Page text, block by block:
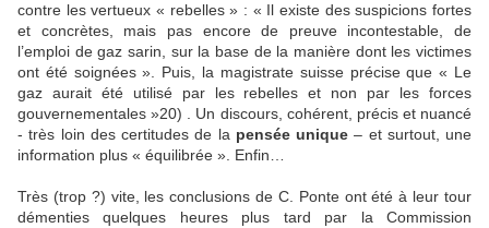
contre les vertueux « rebelles » : « Il existe des suspicions fortes
et concrètes, mais pas encore de preuve incontestable, de
l’emploi de gaz sarin, sur la base de la manière dont les victimes
ont été soignées ». Puis, la magistrate suisse précise que « Le
gaz aurait été utilisé par les rebelles et non par les forces
gouvernementales »20) . Un discours, cohérent, précis et nuancé
- très loin des certitudes de la pensée unique – et surtout, une
information plus « équilibrée ». Enfin…
Très (trop ?) vite, les conclusions de C. Ponte ont été à leur tour
démenties quelques heures plus tard par la Commission